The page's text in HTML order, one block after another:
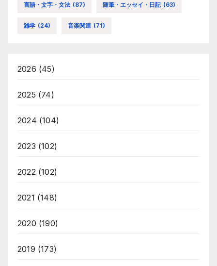
言語・文字・文法 (87) 随筆・エッセイ・日記 (63)
雑学 (24) 音楽関連 (71)
2026 (45)
2025 (74)
2024 (104)
2023 (102)
2022 (102)
2021 (148)
2020 (190)
2019 (173)